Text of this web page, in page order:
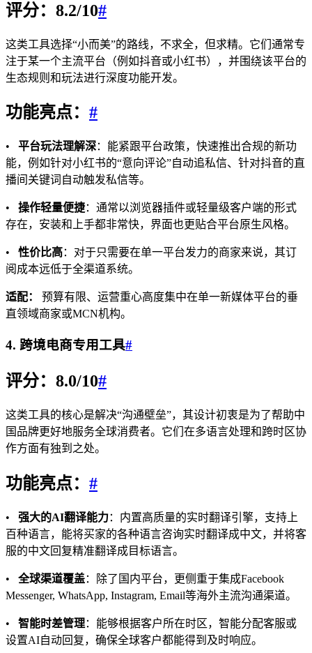
评分：8.2/10#
这类工具选择“小而美”的路线，不求全，但求精。它们通常专
注于某一个主流平台（例如抖音或小红书），并围绕该平台的
生态规则和玩法进行深度功能开发。
功能亮点： #
• 平台玩法理解深：能紧跟平台政策，快速推出合规的新功
能，例如针对小红书的“意向评论”自动追私信、针对抖音的直
播间关键词自动触发私信等。
• 操作轻量便捷：通常以浏览器插件或轻量级客户端的形式
存在，安装和上手都非常快，界面也更贴合平台原生风格。
• 性价比高：对于只需要在单一平台发力的商家来说，其订
阅成本远低于全渠道系统。
适配：
预算有限、运营重心高度集中在单一新媒体平台的垂
直领域商家或MCN机构。
4. 跨境电商专用工具#
评分：8.0/10#
这类工具的核心是解决“沟通壁垒”，其设计初衷是为了帮助中
国品牌更好地服务全球消费者。它们在多语言处理和跨时区协
作方面有独到之处。
功能亮点： #
• 强大的AI翻译能力：内置高质量的实时翻译引擎，支持上
百种语言，能将买家的各种语言咨询实时翻译成中文，并将客
服的中文回复精准翻译成目标语言。
• 全球渠道覆盖：除了国内平台，更侧重于集成Facebook
Messenger, WhatsApp, Instagram, Email等海外主流沟通渠道。
• 智能时差管理：能够根据客户所在时区，智能分配客服或
设置AI自动回复，确保全球客户都能得到及时响应。